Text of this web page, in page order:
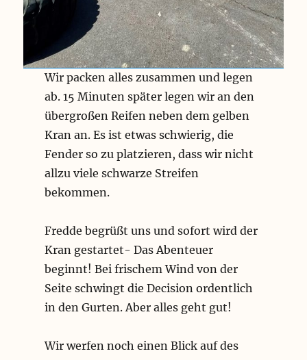
Wir packen alles zusammen und legen
ab. 15 Minuten später legen wir an den
übergroßen Reifen neben dem gelben
Kran an. Es ist etwas schwierig, die
Fender so zu platzieren, dass wir nicht
allzu viele schwarze Streifen
bekommen.
Fredde begrüßt uns und sofort wird der
Kran gestartet- Das Abenteuer
beginnt! Bei frischem Wind von der
Seite schwingt die Decision ordentlich
in den Gurten. Aber alles geht gut!
Wir werfen noch einen Blick auf des